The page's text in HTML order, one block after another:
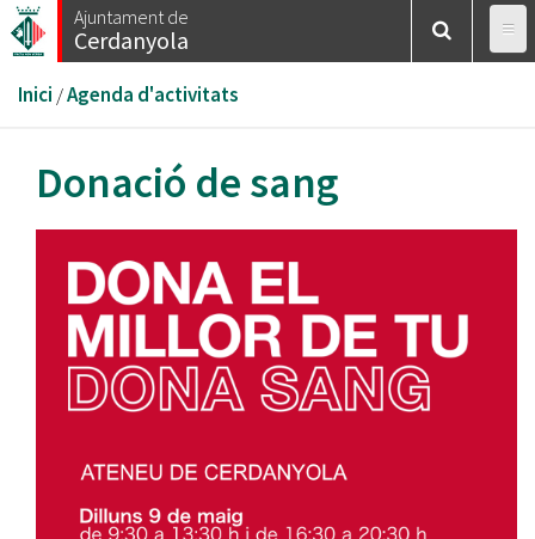
Vés
al
Ajuntament de
Cerdanyola
Esteu
aquí
Inici /Agenda d'activitats
Donació de sang